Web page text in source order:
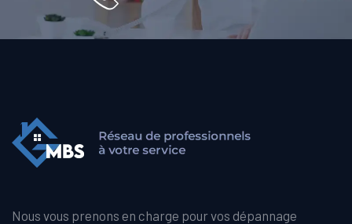
Nous vous prenons en charge pour vos dépannage